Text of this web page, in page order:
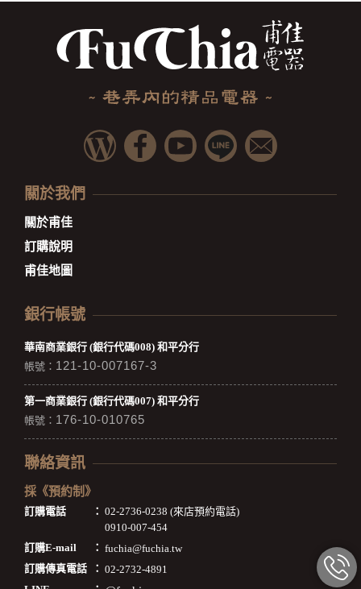
關於我們
關於甫佳
訂購說明
甫佳地圖
銀行帳號
華南商業銀行 (銀行代碼008) 和平分行
帳號： 121-10-007167-3
第一商業銀行 (銀行代碼007) 和平分行
帳號： 176-10-010765
聯絡資訊
採《預約制》
訂購電話 ： 02-2736-0238 (來店預約電話)
0910-007-454
訂購E-mail
： fuchia@fuchia.tw
訂購傳真電話
： 02-2732-4891